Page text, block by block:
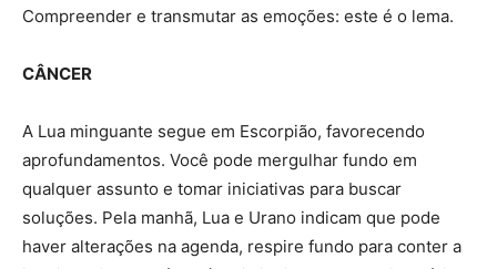
Compreender e transmutar as emoções: este é o lema.
CÂNCER
A Lua minguante segue em Escorpião, favorecendo
aprofundamentos. Você pode mergulhar fundo em
qualquer assunto e tomar iniciativas para buscar
soluções. Pela manhã, Lua e Urano indicam que pode
haver alterações na agenda, respire fundo para conter a